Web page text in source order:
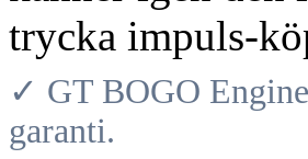
trycka impuls-
✓ GT BOGO
garanti.